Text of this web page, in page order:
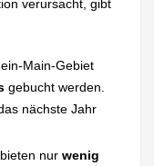
verursacht, gibt
Main-Gebiet
gebucht werden.
nächste Jahr
nurwenig